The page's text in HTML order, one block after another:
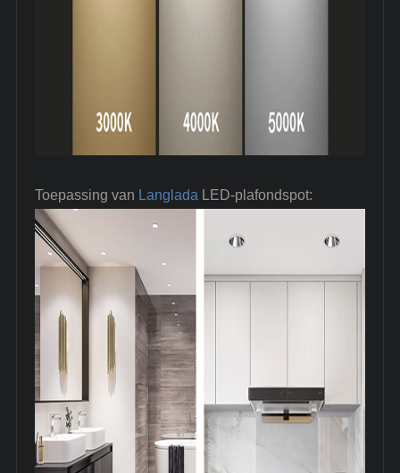
Toepassing van Langlada LED-plafondspot: